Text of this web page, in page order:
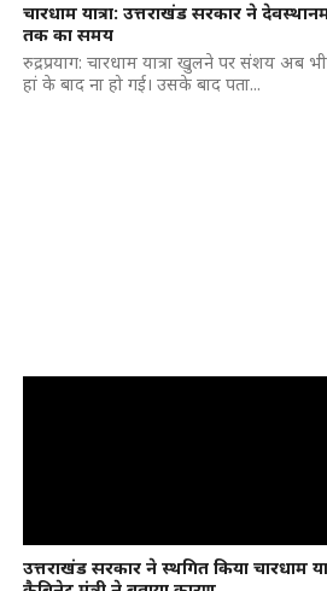
चारधाम यात्रा: उत्तराखंड सरकार ने
तक का समय
रुद्रप्रयाग: चारधाम यात्रा खुलने पर संशय अब
हां के बाद ना हो गई। उसके बाद पता...
उत्तराखंड सरकार ने स्थगित किया चारधाम